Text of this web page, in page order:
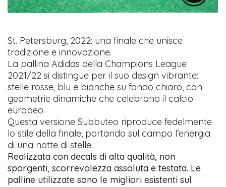
St. Petersburg, 2022: una finale che unisce
tradizione e innovazione.
La pallina Adidas della Champions League
2021/22 si distingue per il suo design vibrante:
stelle rosse, blu e bianche su fondo chiaro, con
geometrie dinamiche che celebrano il calcio
europeo.
Questa versione Subbuteo riproduce fedelmente
lo stile della finale, portando sul campo l’energia
di una notte di stelle.
Realizzata con decals di alta qualità, non
sporgenti, scorrevolezza assoluta e testata. Le
palline utilizzate sono le migliori esistenti sul